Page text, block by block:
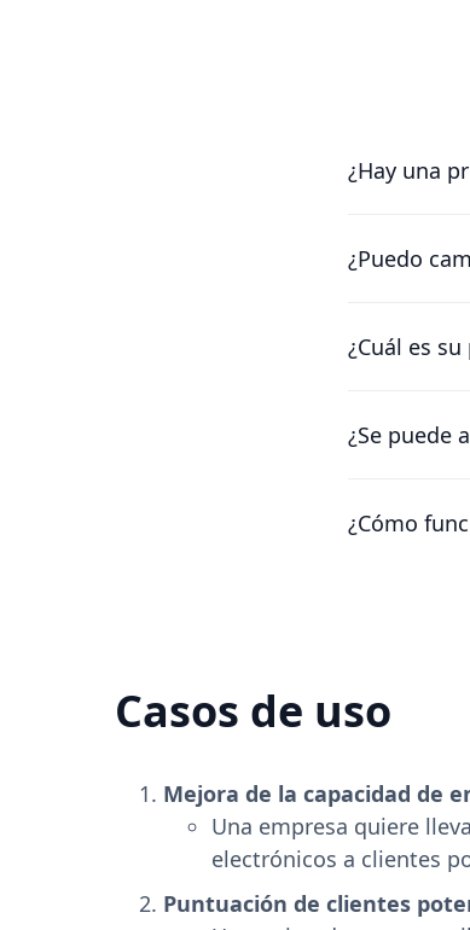
¿Hay una
en marcha
¿Puedo
encontrar
¿Cuál es
¿Se puede
información
¿Cómo
Casos de uso
Mejora de la capacidad de
Una empresa quiere
electrónicos a clientes
Puntuación de clientes